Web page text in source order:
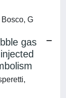
G
gas